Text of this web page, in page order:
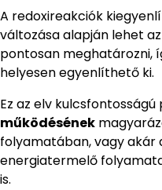
A redoxireakciók
változása alapján lehet
pontosan meghatározni,
helyesen egyenlíthető ki.
Ez az elv kulcsfontosságú
működésének
folyamatában, vagy akár
energiatermelő
is.